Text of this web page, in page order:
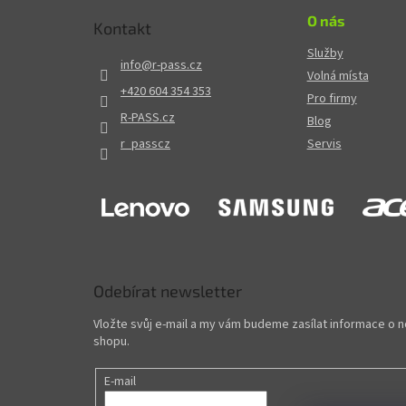
Kontakt
info@r-pass.cz
+420 604 354 353
R-PASS.cz
r_passcz
O nás
Služby
Volná místa
Pro firmy
Blog
Servis
Odebírat newsletter
Vložte svůj e-mail a my vám budeme zasílat informace o
shopu.
E-mail